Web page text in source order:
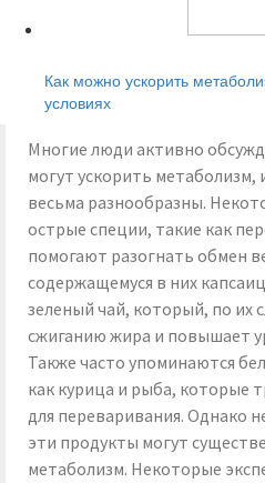
Как можно ускорить
условиях
Многие люди активно
могут ускорить
весьма разнообразны.
острые специи, такие как
помогают разогнать обмен
содержащемуся в них
зеленый чай, который, по их
сжиганию жира и повышает
Также часто упоминаются
как курица и рыба, которые
для переваривания. Однако
эти продукты могут
метаболизм. Некоторые